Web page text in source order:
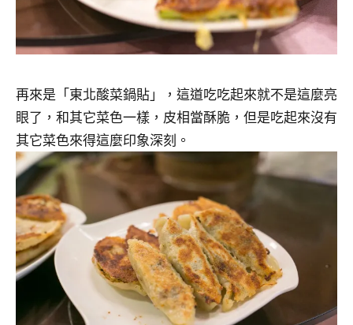
再來是「東北酸菜鍋貼」，這道吃吃起來就不是這麼亮
眼了，和其它菜色一樣，皮相當酥脆，但是吃起來沒有
其它菜色來得這麼印象深刻。